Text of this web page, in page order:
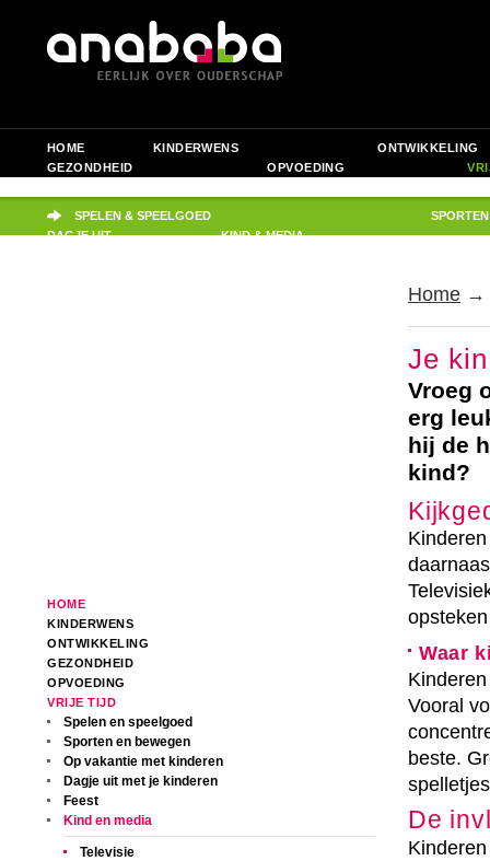
HOME KINDERWENS
ONTWIKKELING
GEZONDHEID
OPVOEDING
SPELEN & SPEELGOED
DAGJE UIT
KIND & MEDIA
HOME
KINDERWENS
ONTWIKKELING
GEZONDHEID
OPVOEDING
VRIJE TIJD
Spelen en speelgoed
Sporten en bewegen
Op vakantie met kinderen
Dagje uit met je kinderen
Feest
Kind en media
Televisie
Home →
Je
Vroeg
erg
hij de
kind?
Waar
Vooral
beste.
De